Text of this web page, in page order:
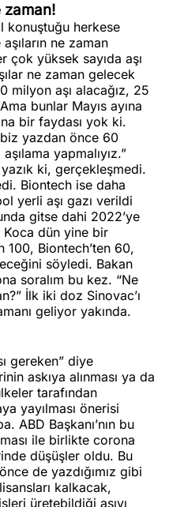
zaman!
konuştuğu herkese
ne zaman
çok yüksek sayıda aşı
ne zaman gelecek
milyon aşı alacağız, 25
bunlar Mayıs ayına
bir faydası yok ki.
yazdan önce 60
yapmalıyız.”
yazık ki, gerçekleşmedi.
Biontech ise daha
yerli aşı gazı verildi
gitse dahi 2022’ye
Koca dün yine bir
100, Biontech’ten 60,
söyledi. Bakan
soralım bu kez. “Ne
İlk iki doz Sinovac’ı
geliyor yakında.
gereken” diye
askıya alınması ya da
tarafından
yayılması önerisi
ABD Başkanı’nın bu
ile birlikte corona
düşüşler oldu. Bu
de yazdığımız gibi
kalkacak,
üretebildiği aşıyı